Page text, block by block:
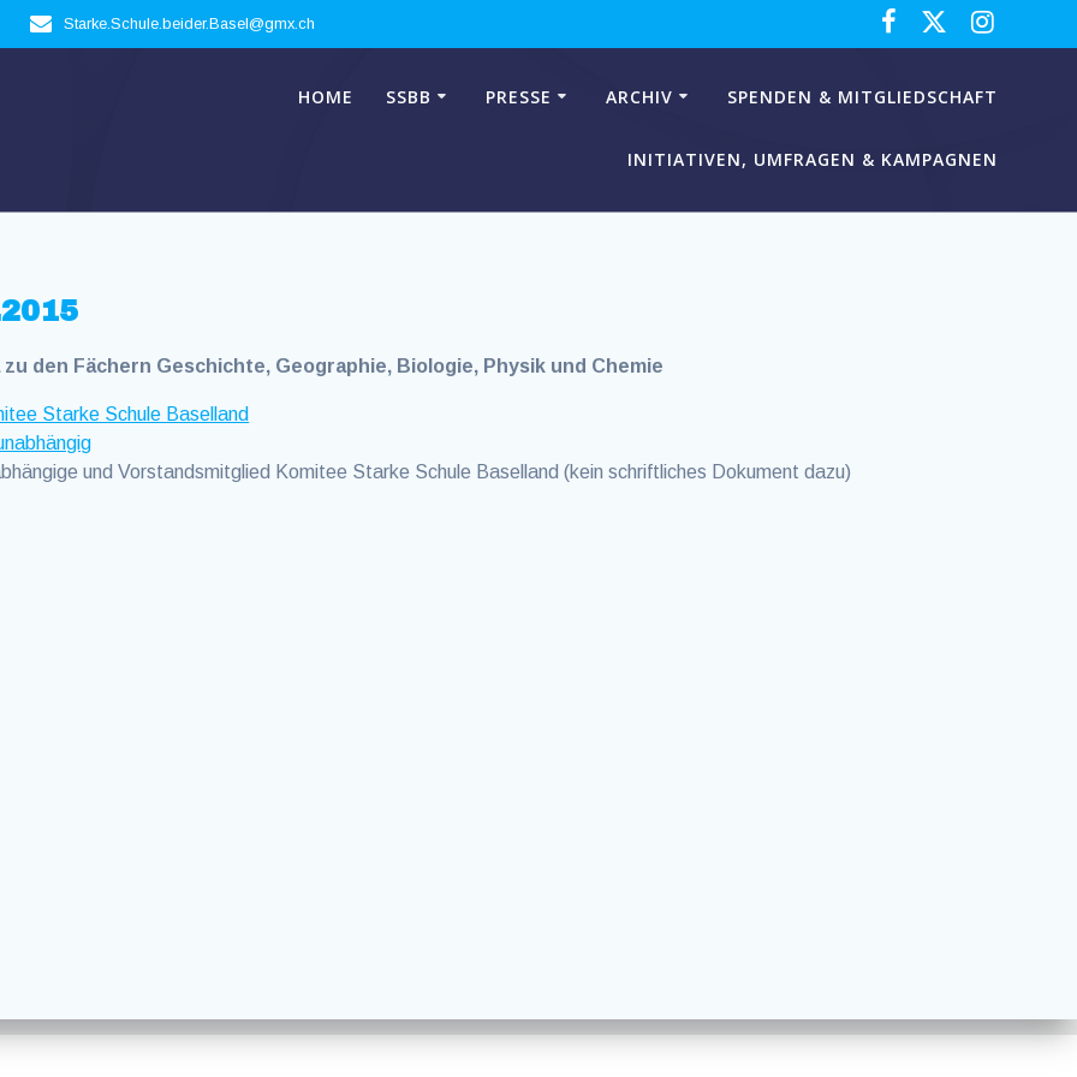
Starke.Schule.beider.Basel@gmx.ch
HOME SSBB PRESSE ARCHIV SPENDEN & MITGLIEDSCHAFT
INITIATIVEN, UMFRAGEN & KAMPAGNEN
den Fächern Geschichte, Geographie, Biologie, Physik und Chemie
Starke Schule Baselland
und Vorstandsmitglied Komitee Starke Schule Baselland (kein schriftliches Dokument dazu)